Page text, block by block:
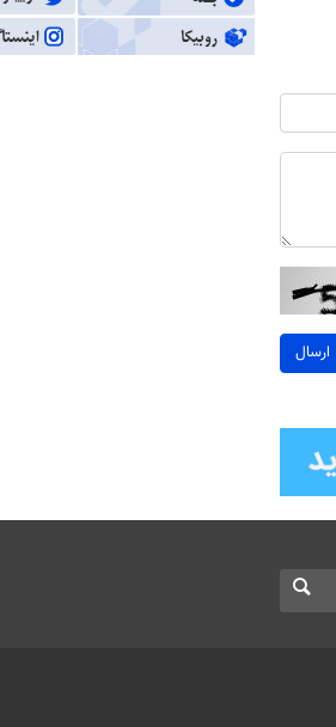
ارسال